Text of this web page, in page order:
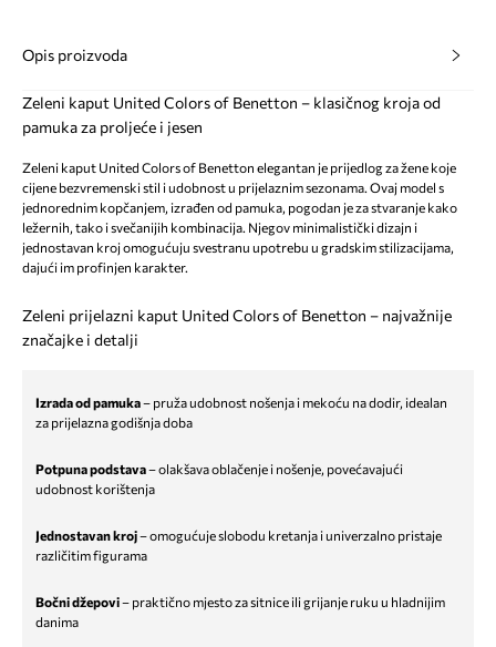
Opis proizvoda
Zeleni kaput United Colors of Benetton – klasičnog kroja od
pamuka za proljeće i jesen
Zeleni kaput United Colors of Benetton elegantan je prijedlog za žene koje
cijene bezvremenski stil i udobnost u prijelaznim sezonama. Ovaj model s
jednorednim kopčanjem, izrađen od pamuka, pogodan je za stvaranje kako
ležernih, tako i svečanijih kombinacija. Njegov minimalistički dizajn i
jednostavan kroj omogućuju svestranu upotrebu u gradskim stilizacijama,
dajući im profinjen karakter.
Zeleni prijelazni kaput United Colors of Benetton – najvažnije
značajke i detalji
Izrada od pamuka– pruža udobnost nošenja i mekoću na dodir, idealan
za prijelazna godišnja doba
Potpuna podstava– olakšava oblačenje i nošenje, povećavajući
udobnost korištenja
Jednostavan kroj– omogućuje slobodu kretanja i univerzalno pristaje
različitim figurama
Bočni džepovi– praktično mjesto za sitnice ili grijanje ruku u hladnijim
danima